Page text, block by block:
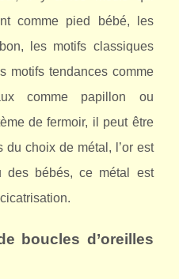
comme pied bébé, les
les motifs classiques
motifs tendances comme
comme papillon ou
de fermoir, il peut être
du choix de métal, l’or est
des bébés, ce métal est
boucles d’oreilles